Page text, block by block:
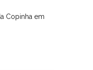
Copinha em